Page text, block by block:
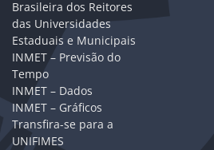
Brasileira dos Reitores
das Universidades
Estaduais e Municipais
INMET – Previsão do
Tempo
INMET – Dados
INMET – Gráficos
Transfira-se para a
UNIFIMES